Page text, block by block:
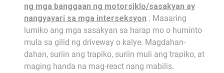
ng mga banggaan ng motorsiklo/sasakyan ay
nangyayari sa mga interseksyon . Maaaring
lumiko ang mga sasakyan sa harap mo o huminto
mula sa gilid ng driveway o kalye. Magdahan-
dahan, suriin ang trapiko, suriin muli ang trapiko, at
maging handa na mag-react nang mabilis.